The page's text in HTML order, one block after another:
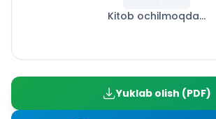
Kitob ochilmoqda...
Yuklab olish (PDF)